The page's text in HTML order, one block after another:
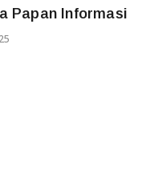
Papan Informasi